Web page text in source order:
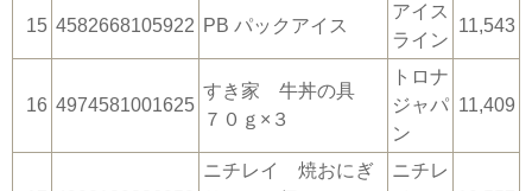
15 4582668105922 PB パックアイス
アイス
ライン
11,543
16 4974581001625
すき家 牛丼の具
７０ｇ×３
トロナ
ジャパ
ン
11,409
ニチレイ 焼おにぎ
ニチレ